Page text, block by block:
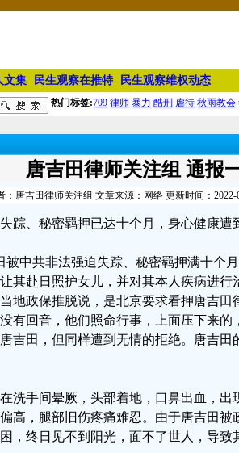
文集 民生观察在推特 民生观察维权动态
热门标签:709 律师 暴力 酷刑 虐待 秋雨教会
唐吉田律师关注组 通报
：唐吉田律师关注组 文章来源：网络 更新时间：2022-
踪、秘密羁押已达十个月，身心健康遭
被中共非法强迫失踪、秘密羁押满十个
其赴日照护女儿，并对其本人疾病进行
地政保推脱说，是北京要求看押唐吉田
有回音，他们照命行事，上面压下来的
吉田，但同样遭到无情的拒绝。唐吉田
洗手间晕厥，头部着地，口鼻出血，出
高，腿部旧伤疼痛难忍。由于唐吉田被
，终日见不到阳光，面不了世人，导致